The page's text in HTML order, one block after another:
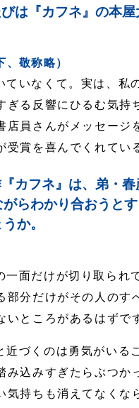
は『カフネ』の本
、敬称略）
ていなくて。実は、私
ぎる反響にひるむ気持
店員さんがメッセージ
受賞を喜んでくれてい
カフネ』は、弟・
らわかり合おうと
か。
一面だけが切り取られ
部分だけがその人のす
いところがあるはずで
近づくのは勇気がいる
み込みすぎたらぶつか
気持ちも消えてなくな